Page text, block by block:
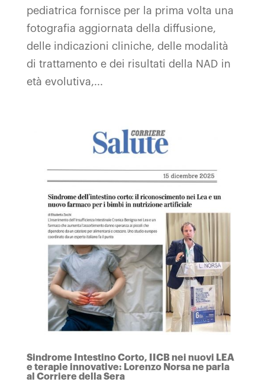
pediatrica fornisce per la prima volta una
fotografia aggiornata della diffusione,
delle indicazioni cliniche, delle modalità
di trattamento e dei risultati della NAD in
età evolutiva,...
Sindrome Intestino Corto, IICB nei nuovi LEA
e terapie innovative: Lorenzo Norsa ne parla
al Corriere della Sera